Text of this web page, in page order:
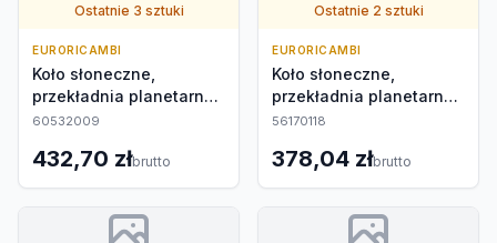
Ostatnie 3 sztuki
EURORICAMBI
Koło słoneczne,
przekładnia planetarna
zewnętrzna
60532009
432,70 złbrutto
Ostatnie 2 sztuki
EURORICAMBI
Koło słoneczne,
przekładnia planetarna
zewnętrzna
56170118
378,04 złbrutto